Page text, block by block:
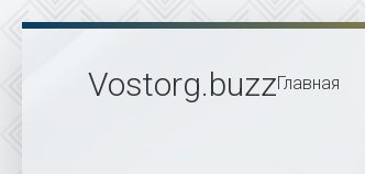
Vostorg.buzzГлавная